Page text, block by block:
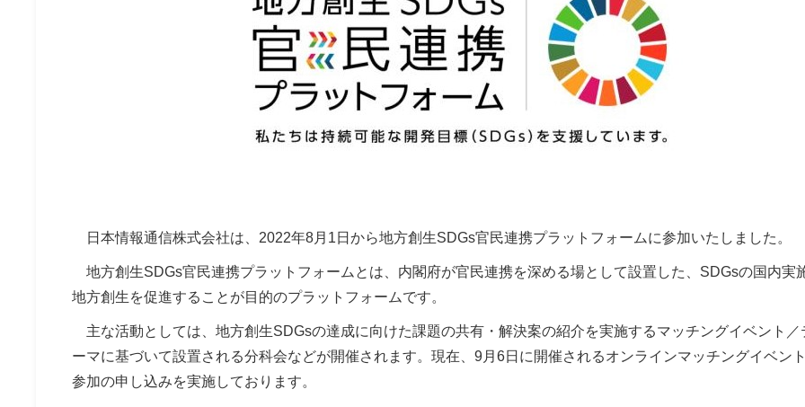
日本情報通信株式会社は、2022年8月1日から地方創生SDGs官民連携プラットフォームに参加いたしました。
地方創生SDGs官民連携プラットフォームとは、内閣府が官民連携を深める場として設置した、SDGsの国内実
地方創生を促進することが目的のプラットフォームです。
主な活動としては、地方創生SDGsの達成に向けた課題の共有・解決案の紹介を実施するマッチングイベント／
ーマに基づいて設置される分科会などが開催されます。現在、9月6日に開催されるオンラインマッチングイベン
参加の申し込みを実施しております。